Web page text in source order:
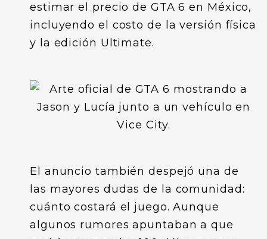
estimar el precio de GTA 6 en México,
incluyendo el costo de la versión física
y la edición Ultimate.
El anuncio también despejó una de
las mayores dudas de la comunidad:
cuánto costará el juego. Aunque
algunos rumores apuntaban a que